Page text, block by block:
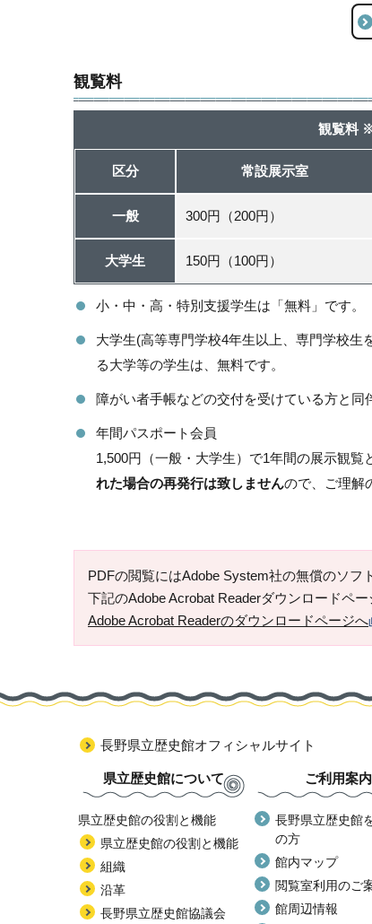
観覧料
観覧料
区分 常設展示室
一般 300円（200円）
大学生 150円（100円）
小・中・高・特別支援学生は「無料」です。
大学生(高等専門学校4年生以上、専門学校
る大学等の学生は、無料です。
障がい者手帳などの交付を受けている方と同
年間パスポート会員
1,500円（一般・大学生）で1年間の展示観覧
れた場合の再発行は致しませんので、ご理解
PDFの閲覧にはAdobe System社の無償のソフ
下記のAdobe Acrobat Readerダウンロードペー
Adobe Acrobat Readerのダウンロードページへ
長野県立歴史館オフィシャルサイト
県立歴史館について
県立歴史館の役割と機能
県立歴史館の役割と機能
組織
沿革
長野県立歴史館協議会
ご利用案内
長野県立歴史館
の方
館内マップ
閲覧室利用のご
館周辺情報